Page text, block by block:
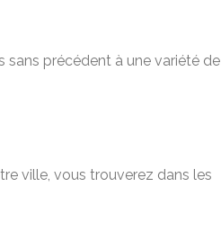
sans précédent à une variété de
ville, vous trouverez dans les